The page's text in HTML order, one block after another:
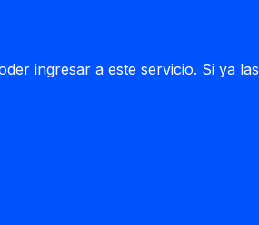
ingresar a este servicio. Si ya las